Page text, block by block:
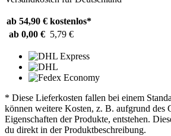
ab 54,90 € kostenlos*
ab 0,00 € 5,79 €
* Diese Lieferkosten fallen bei einem
können weitere Kosten, z. B. aufgrund des
Eigenschaften der Produkte, entstehen.
du direkt in der Produktbeschreibung.